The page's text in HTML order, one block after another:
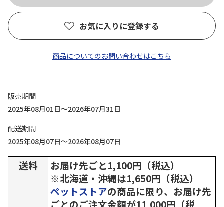
お気に入りに登録する
商品についてのお問い合わせはこちら
販売期間
2025年08月01日～2026年07月31日
配送期間
2025年08月07日～2026年08月07日
送料
お届け先ごと1,100円（税込）
※北海道・沖縄は1,650円（税込）
ペットストアの商品に限り、お届け先
ごとのご注文金額が11,000円（税